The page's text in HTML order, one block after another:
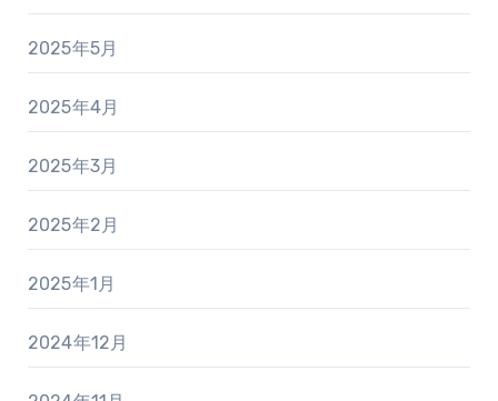
2025年5月
2025年4月
2025年3月
2025年2月
2025年1月
2024年12月